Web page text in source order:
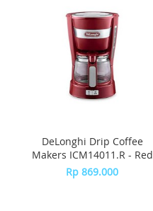
DeLonghi Drip Coffee
Makers ICM14011.R - Red
Rp 869.000